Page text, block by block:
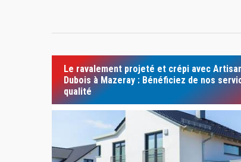
Le ravalement projeté et crépi avec
Dubois à Mazeray : Bénéficiez de nos
qualité